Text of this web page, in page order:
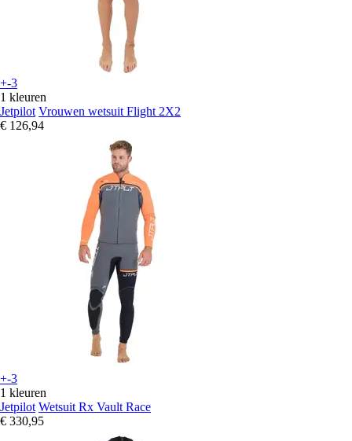
+-3
1 kleuren
Jetpilot Vrouwen wetsuit Flight 2X2
€ 126,94
+-3
1 kleuren
Jetpilot Wetsuit Rx Vault Race
€ 330,95